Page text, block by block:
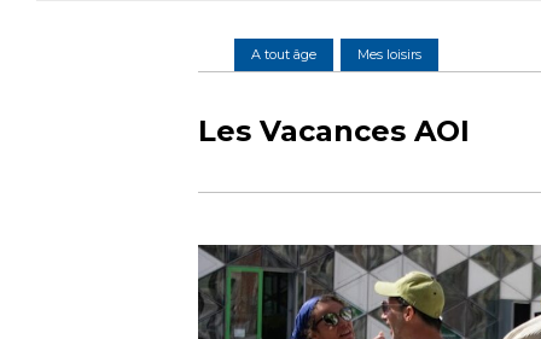
A tout âge Mes loisirs
Les Vacances AOI